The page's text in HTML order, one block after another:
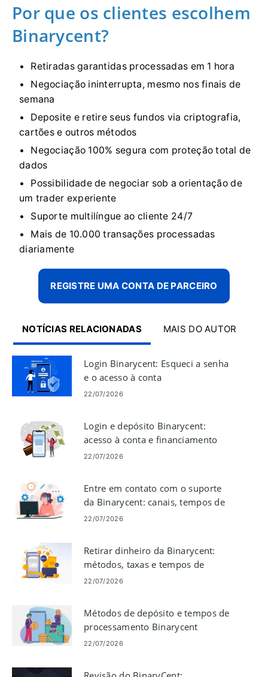
Por que os clientes escolhem
Binarycent?
Retiradas garantidas processadas em 1 hora
Negociação ininterrupta, mesmo nos finais de
semana
Deposite e retire seus fundos via criptografia,
cartões e outros métodos
Negociação 100% segura com proteção total de
dados
Possibilidade de negociar sob a orientação de
um trader experiente
Suporte multilíngue ao cliente 24/7
Mais de 10.000 transações processadas
diariamente
REGISTRE UMA CONTA DE PARCEIRO
NOTÍCIAS RELACIONADAS MAIS DO AUTOR
Login Binarycent: Esqueci a senha
e o acesso à conta
22/07/2026
Login e depósito Binarycent:
acesso à conta e financiamento
22/07/2026
Entre em contato com o suporte
da Binarycent: canais, tempos de
resposta e dicas
22/07/2026
Retirar dinheiro da Binarycent:
métodos, taxas e tempos de
processamento
22/07/2026
Métodos de depósito e tempos de
processamento Binarycent
22/07/2026